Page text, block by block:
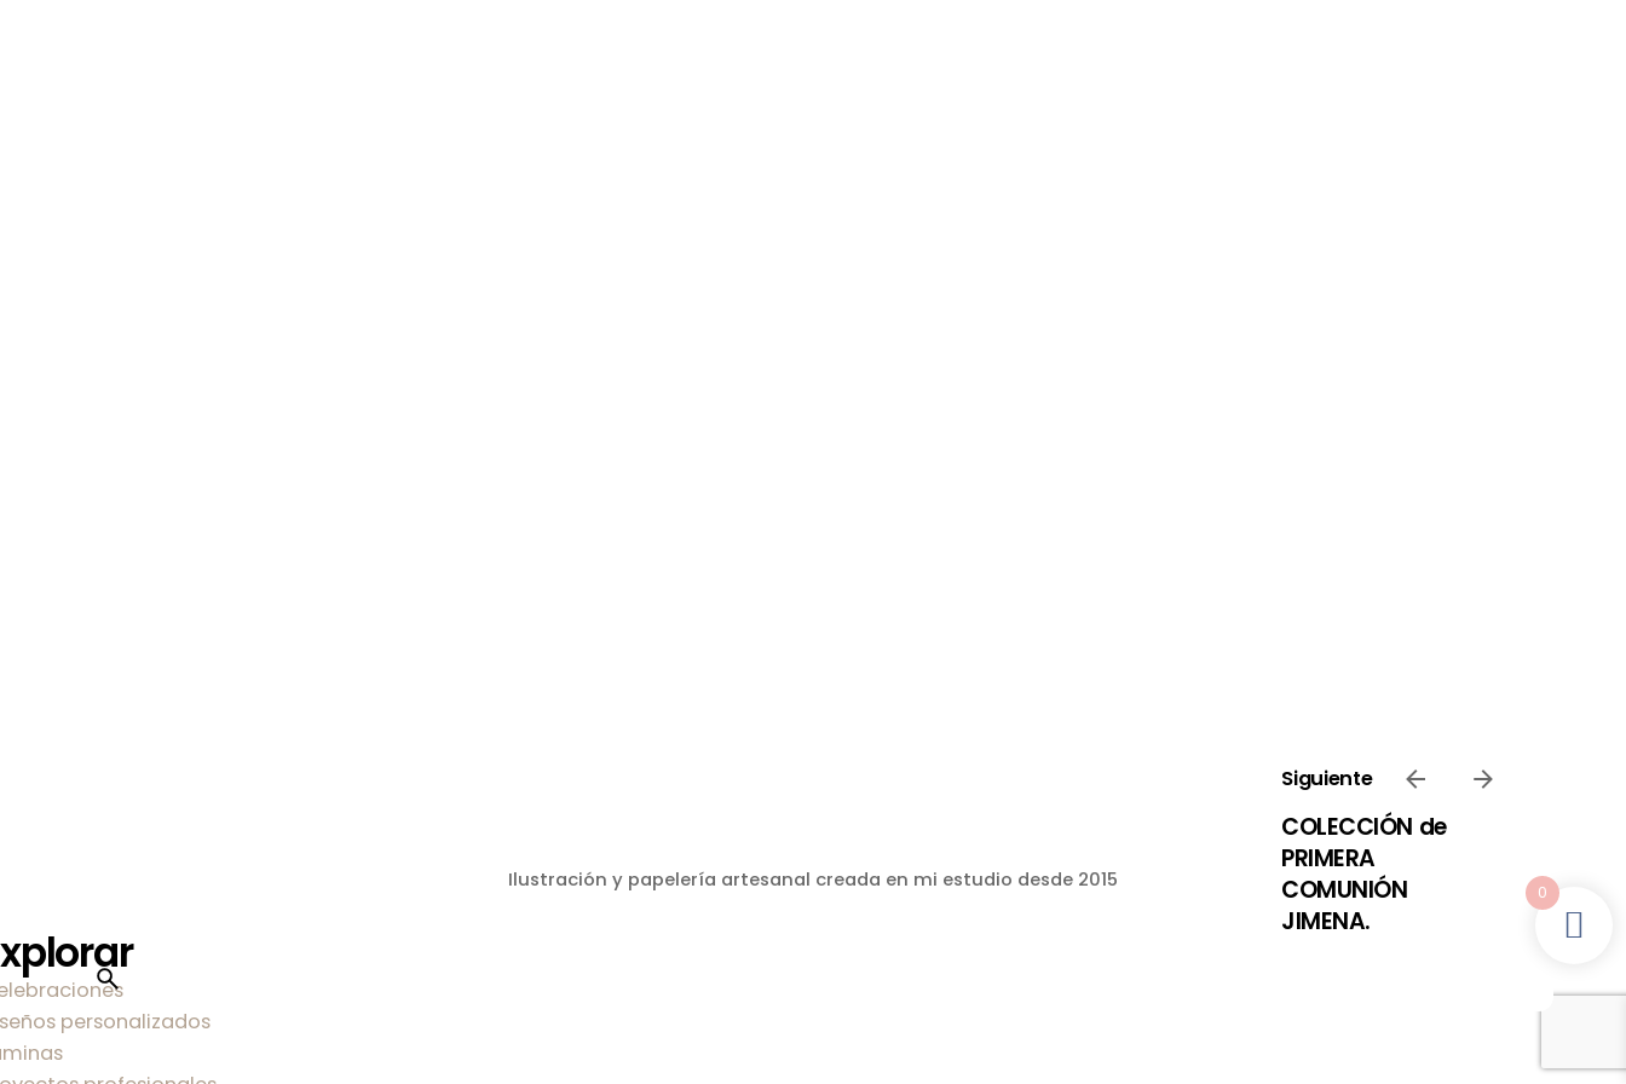
Siguiente
COLECCIÓN de
PRIMERA
COMUNIÓN
JIMENA.
Ilustración y papelería artesanal creada en mi estudio desde 2015
personalizados
0